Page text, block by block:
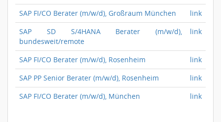
SAP FI/CO Berater (m/w/d), Großraum München
link
SAP SD S/4HANA Berater (m/w/d),
bundesweit/remote
link
SAP FI/CO Berater (m/w/d), Rosenheim
link
SAP PP Senior Berater (m/w/d), Rosenheim
link
SAP FI/CO Berater (m/w/d), München
link